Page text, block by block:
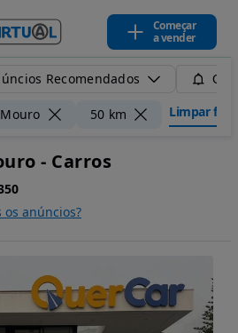
Começar
a vender
Recomendados
50 km Limpar
- Carros
os anúncios?